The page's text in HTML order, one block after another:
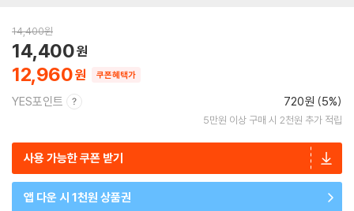
14,400원
12,960
14,400
쿠폰혜택가
YES포인트 720원 (5%)
5만원 이상 구매 시 2천원 추가 적립
사용 가능한 쿠폰 받기
앱 다운 시 1천원 상품권